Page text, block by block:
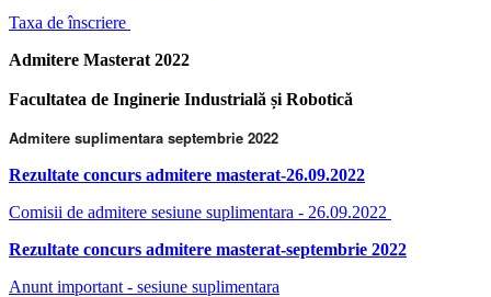
Taxa de înscriere
Admitere Masterat 2022
Facultatea de Inginerie Industrială și Robotică
Admitere suplimentara septembrie 2022
Rezultate concurs admitere masterat-26.09.2022
Comisii de admitere sesiune suplimentara - 26.09.2022
Rezultate concurs admitere masterat-septembrie 2022
Anunt important - sesiune suplimentara